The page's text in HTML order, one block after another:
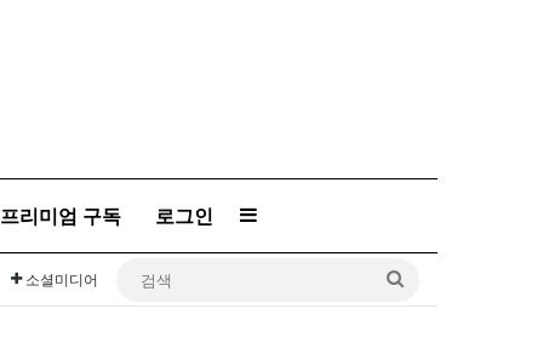
프리미엄 구독 로그인 Sidebar
소셜미디어